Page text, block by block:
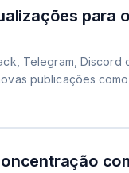
para
Telegram, Discord
publicações como